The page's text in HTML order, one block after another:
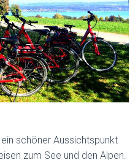
schöner Aussichtspunkt
zum See und den Alpen.